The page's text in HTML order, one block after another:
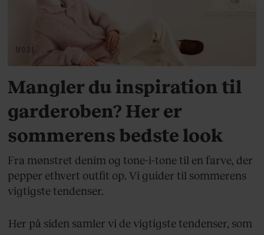
MODE
Mangler du inspiration til
garderoben? Her er
sommerens bedste look
Fra mønstret denim og tone-i-tone til en farve, der
pepper ethvert outfit op. Vi guider til sommerens
vigtigste tendenser.
Her på siden samler vi de vigtigste tendenser, som